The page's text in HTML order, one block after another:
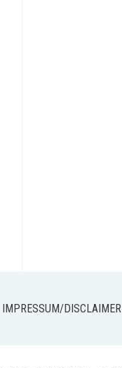
IMPRESSUM/DISCLAIMER